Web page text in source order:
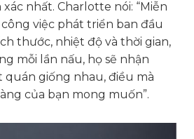
nhất. Charlotte nói: “Miễn
việc phát triển ban đầu
thước, nhiệt độ và thời gian,
mỗi lần nấu, họ sẽ nhận
giống nhau, điều mà
của bạn mong muốn”.